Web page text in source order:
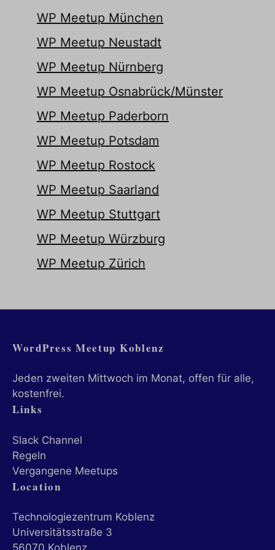
WP Meetup München
WP Meetup Neustadt
WP Meetup Nürnberg
WP Meetup Osnabrück/Münster
WP Meetup Paderborn
WP Meetup Potsdam
WP Meetup Rostock
WP Meetup Saarland
WP Meetup Stuttgart
WP Meetup Würzburg
WP Meetup Zürich
WordPress Meetup Koblenz
Jeden zweiten Mittwoch im Monat, offen für alle,
kostenfrei.
Links
Slack Channel
Regeln
Vergangene Meetups
Location
Technologiezentrum Koblenz
Universitätsstraße 3
NFWSESSID
de.wordpress.org
ff.kis.v2.scr.kaspersky-labs.com
wordpress.org